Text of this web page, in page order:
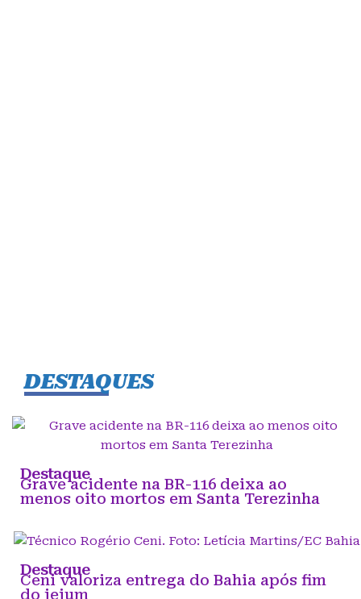
DESTAQUES
Destaque
Grave acidente na BR-116 deixa ao
menos oito mortos em Santa Terezinha
Destaque
Ceni valoriza entrega do Bahia após fim
do jejum